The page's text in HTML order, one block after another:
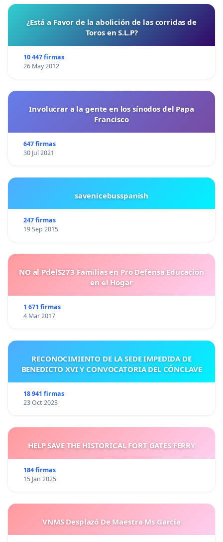
¿Está a Favor de la abolición de las corridas de
Toros en S.L.P?
10 447 firmas
26 May 2012
Involucrar a la gente en los sínodos del Papa
Francisco
647 firmas
30 Jul 2021
savenicebusspanish
247 firmas
19 Sep 2015
NO al PdelS273 Familias en Pro Defensa Educación
en el Hogar
1 671 firmas
4 Mar 2017
RECONOCIMIENTO DE LA SEDE IMPEDIDA DE
BENEDICTO XVI Y CONVOCATORIA DEL CÓNCLAVE
18 941 firmas
23 Oct 2023
HELP SAVE THE HISTORICAL FORT GATES FERRY
184 firmas
15 Jan 2025
VNMS Desplazó De Maestra Ms García